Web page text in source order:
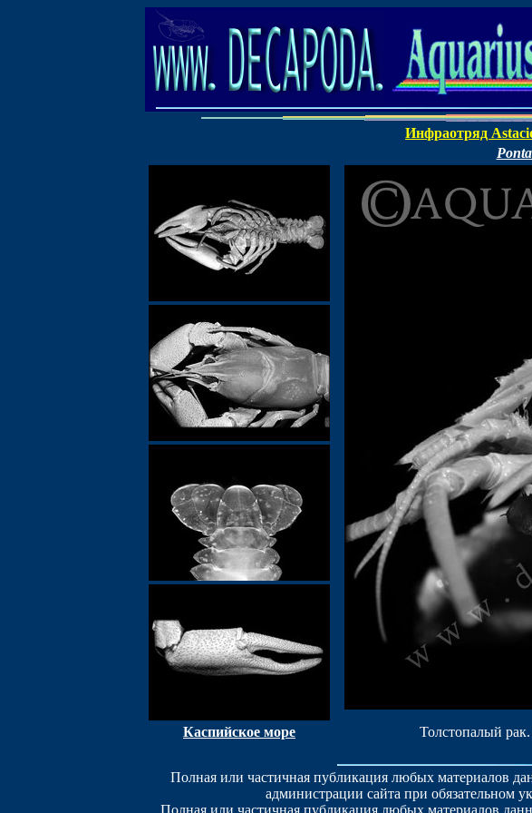
Инфраотряд
Каспийское море Толстопалый
Полная или частичная публикация любых материалов
администрации сайта при обязательном
Полная или частичная публикация любых материалов